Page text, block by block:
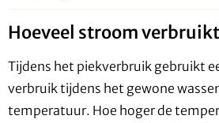
Hoeveel stroom
Tijdens het piekverbruik gebruikt
verbruik tijdens het gewone
temperatuur. Hoe hoger de